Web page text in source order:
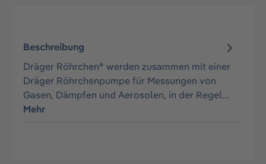
Beschreibung
Dräger Röhrchen® werden zusammen mit einer
Dräger Röhrchenpumpe für Messungen von
Gasen, Dämpfen und Aerosolen, in der Regel…
Mehr